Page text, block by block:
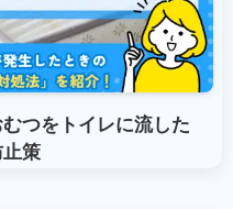
つをトイレに流した
策